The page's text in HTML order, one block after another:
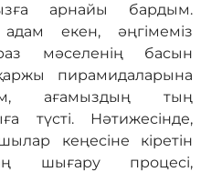
арнайы бардым.
екен, әңгімеміз
мәселенің басын
пирамидаларына
ағамыздың тың
түсті. Нәтижесінде,
кеңесіне кіретін
шығару процесі,